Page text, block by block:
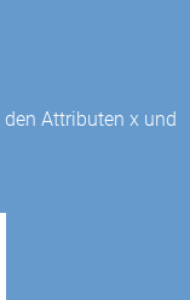
Attributen x und